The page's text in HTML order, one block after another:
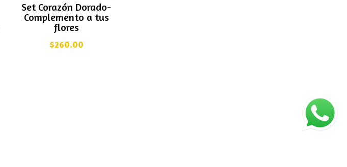
Set Corazón Dorado-
Complemento a tus
flores
$260.00